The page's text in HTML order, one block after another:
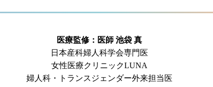
医療監修：医師 池袋 真
日本産科婦人科学会専門医
女性医療クリニックLUNA
婦人科・トランスジェンダー外来担当医